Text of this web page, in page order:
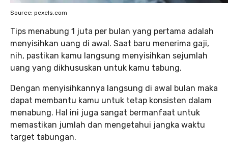
Source: pexels.com
Tips menabung 1 juta per bulan yang pertama adalah
menyisihkan uang di awal. Saat baru menerima gaji,
nih, pastikan kamu langsung menyisihkan sejumlah
uang yang dikhususkan untuk kamu tabung.
Dengan menyisihkannya langsung di awal bulan maka
dapat membantu kamu untuk tetap konsisten dalam
menabung. Hal ini juga sangat bermanfaat untuk
memastikan jumlah dan mengetahui jangka waktu
target tabungan.